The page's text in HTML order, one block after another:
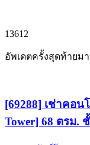
13612
อัพเดตครั้งสุดท้ายม
[69288] เช่าคอน
Tower] 68 ตรม.